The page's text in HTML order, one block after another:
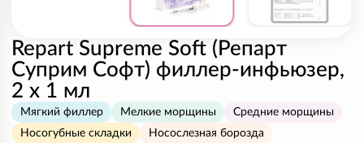
Repart Supreme Soft (Репарт
Суприм Софт) филлер-инфьюзер,
2 x 1 мл
Мягкий филлер Мелкие морщины
Средние морщины
Носогубные складки
Носослезная борозда